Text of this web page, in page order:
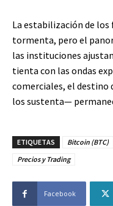
La estabilización de los
tormenta, pero el
las instituciones
tienta con las ondas
comerciales, el destino
los sustenta—
ETIQUETAS Bitcoin (BTC)
Precios y Trading
Facebook